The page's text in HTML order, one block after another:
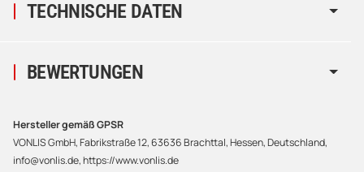
TECHNISCHE DATEN
BEWERTUNGEN
Hersteller gemäß GPSR
VONLIS GmbH, Fabrikstraße 12, 63636 Brachttal, Hessen, Deutschland,
info@vonlis.de, https://www.vonlis.de